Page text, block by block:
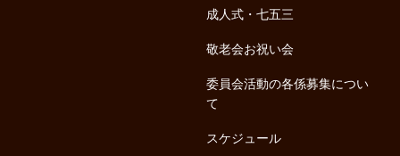
成人式・七五三
敬老会お祝い会
委員会活動の各係募集につい
て
スケジュール